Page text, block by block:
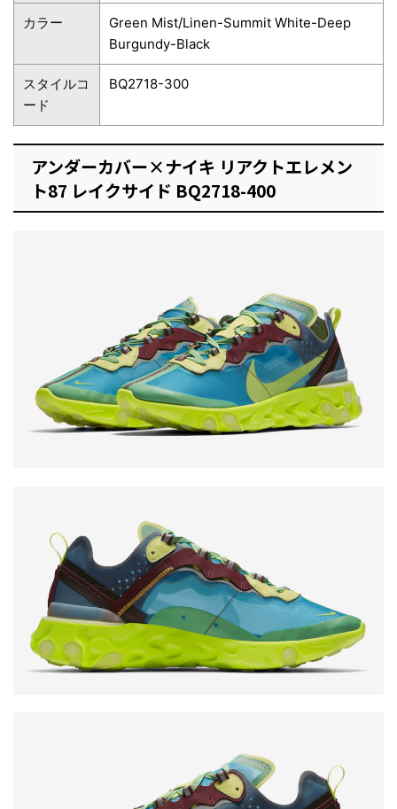
カラー
Green Mist/Linen-Summit White-Deep
Burgundy-Black
スタイルコ
ード
BQ2718-300
アンダーカバー×ナイキ リアクトエレメン
ト87 レイクサイド BQ2718-400